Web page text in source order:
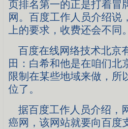
页排名第一的正是打着冒
网。百度工作人员介绍说
上的要求，收费还会不同。
百度在线网络技术北京
田：白希和他是在咱们北
限制在某些地域来做，所
位了。
据百度工作人员介绍，
癌网，该网站就要向百度